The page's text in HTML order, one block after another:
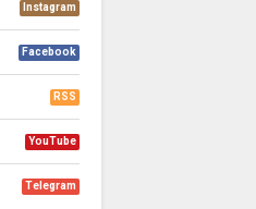
Instagram
Facebook
RSS
YouTube
Telegram